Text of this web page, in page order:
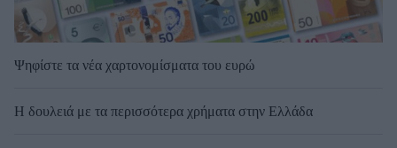
Ψηφίστε τα νέα χαρτονομίσματα του ευρώ
Η δουλειά με τα περισσότερα χρήματα στην Ελλάδα